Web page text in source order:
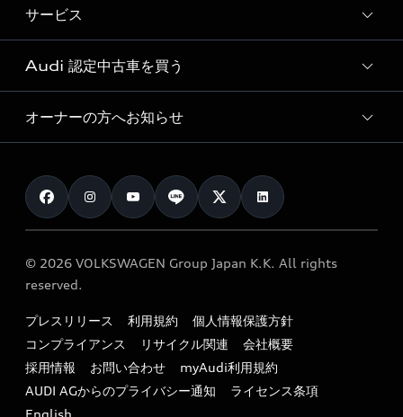
デジタルサービス
見積り依頼
試乗予約
特別仕様モデル / 限定モデル
e-tronラインアップ
価格シミュレーション
車両比較
カタログ一覧
純正アクセサリー
オンラインショップ
Audi collection
アウディナビアプリ
サービス
サービス入庫予約
サービスプログラム
メンテナンス
車検 / 定期点検
e-tronアフターサポート
myAudi
Audi 認定中古車を買う
Audi認定中古車
クオリティ
保証
メンテナンス
ファイナンス
キャンペーン / イベント
買取査定
オーナーの方へお知らせ
お知らせ
オーナー様向けキャンペーン
特定整備適用車一覧
リサイクル法
よくある質問（FAQ）
© 2026 VOLKSWAGEN Group Japan K.K. All rights
reserved.
プレスリリース 利用規約
個人情報保護方針
コンプライアンス
リサイクル関連
会社概要
採用情報
お問い合わせ
myAudi利用規約
AUDI AGからのプライバシー通知
ライセンス条項
English